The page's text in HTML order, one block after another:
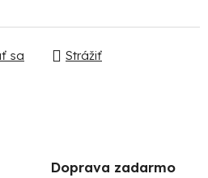
sa Strážiť
Doprava zadarmo